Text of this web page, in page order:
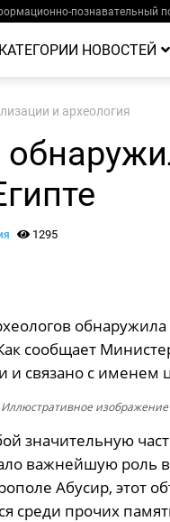
познавательный
КАТЕГОРИИ НОВОСТЕЙ
и археология
1295
сообщает
и связано с
изображение
значительную
важнейшую роль
Абусир, этот
среди прочих